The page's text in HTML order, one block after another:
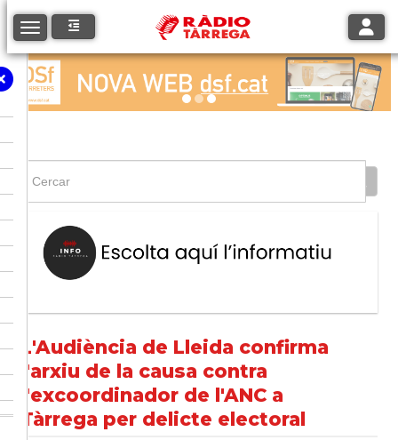
Toggle navigation
L'Audiència de Lleida confirma
l'arxiu de la causa contra
l'excoordinador de l'ANC a
Tàrrega per delicte electoral